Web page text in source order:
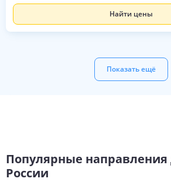
Найти цены
Показать ещё
Популярные направления
России